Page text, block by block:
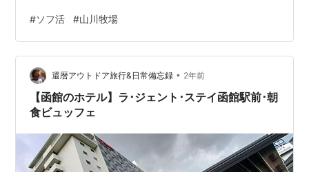
んのソフトクリームです。 hkd31023.hatenablog.com
いつも、バニラやミルクなど白系が多かったので、たま
にはと思ってショコラをオーダーしました。 厳選された
２種類のチョコレートをブレンドしたということです
が、甘さがそれほど強くはなく、ソフトクリームの冷た
さ…
#ソフ活 #山川牧場
還暦アウトドア旅行&日常備忘録 • 2年前
【函館のホテル】ラ･ジェント･ステイ函館駅前･朝
食ビュッフェ